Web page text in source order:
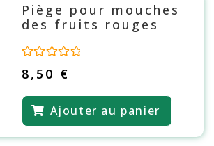
Piège pour mouches
des fruits rouges
o
e
u
r
8,50 €
Ajouter au panier